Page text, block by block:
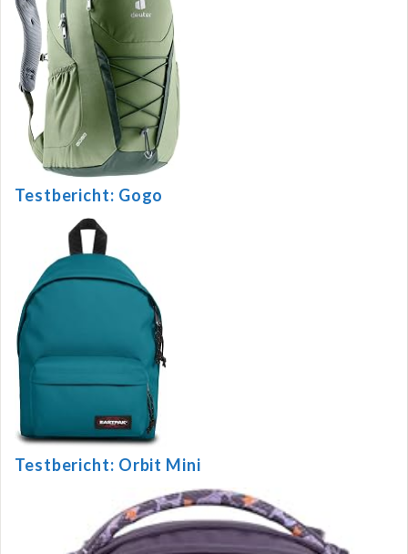
Testbericht: Gogo
Testbericht: Orbit Mini